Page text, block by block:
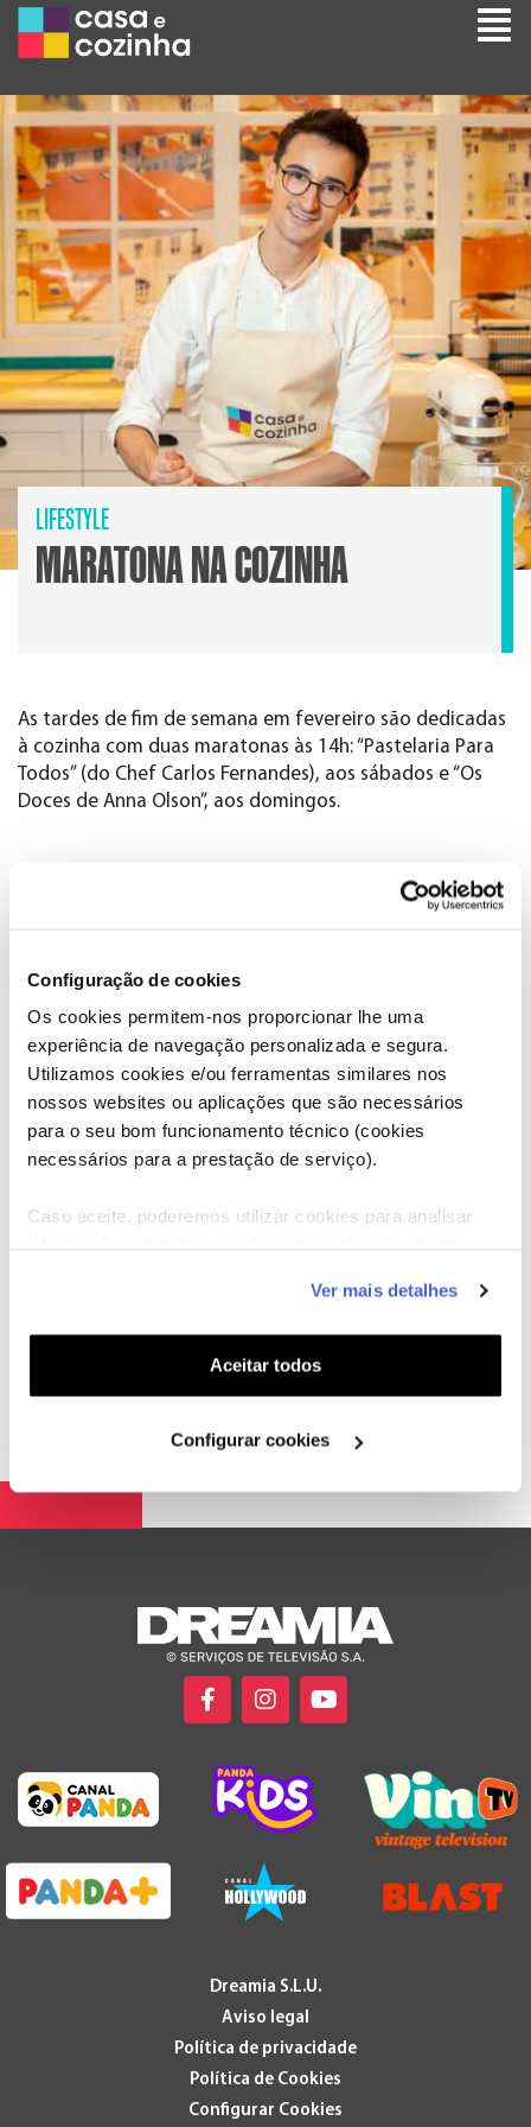
Configuração de cookies
Os cookies permitem-nos proporcionar lhe uma
experiência de navegação personalizada e segura.
Utilizamos cookies e/ou ferramentas similares nos
nossos websites ou aplicações que são necessários
para o seu bom funcionamento técnico (cookies
necessários para a prestação de serviço).
Caso aceite, poderemos utilizar cookies para analisar
funcionalidades (cookies de personalização e
funcionalidade) e adaptar anúncios aos seus interesses
(cookies de publicidade personalizada). Pode gerir a
Ver mais detalhes
Aceitar todos
Configurar cookies
LIFESTYLE
MARATONA NA COZINHA
As tardes de fim de semana em fevereiro são dedicadas
à cozinha com duas maratonas às 14h: “Pastelaria Para
Todos” (do Chef Carlos Fernandes), aos sábados e “Os
Doces de Anna Olson”, aos domingos.
MARATONA FINS DE SEMANA
OS DOCES DE ANNA OLSON T4
Dreamia S.L.U.
Aviso legal
Política de privacidade
Política de Cookies
Configurar Cookies